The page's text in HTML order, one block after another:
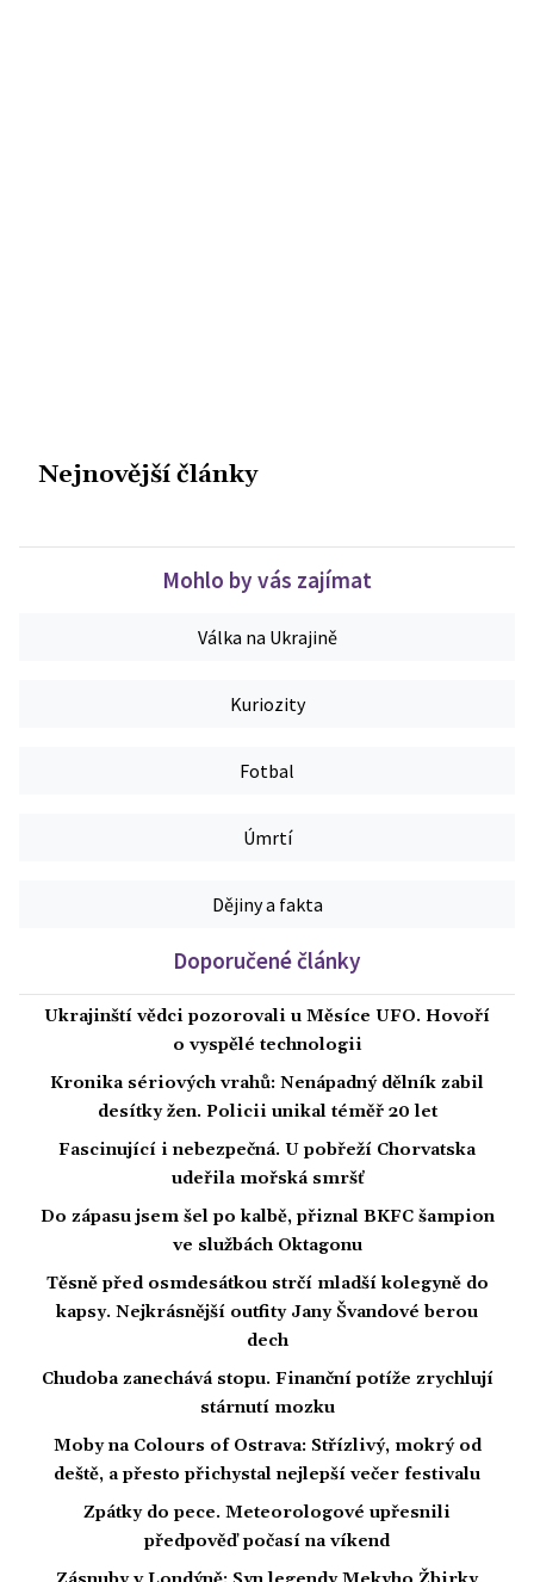
Nejnovější články
Mohlo by vás zajímat
Válka na Ukrajině
Kuriozity
Fotbal
Úmrtí
Dějiny a fakta
Doporučené články
Ukrajinští vědci pozorovali u Měsíce UFO. Hovoří
o vyspělé technologii
Kronika sériových vrahů: Nenápadný dělník zabil
desítky žen. Policii unikal téměř 20 let
Fascinující i nebezpečná. U pobřeží Chorvatska
udeřila mořská smršť
Do zápasu jsem šel po kalbě, přiznal BKFC šampion
ve službách Oktagonu
Těsně před osmdesátkou strčí mladší kolegyně do
kapsy. Nejkrásnější outfity Jany Švandové berou
dech
Chudoba zanechává stopu. Finanční potíže zrychlují
stárnutí mozku
Moby na Colours of Ostrava: Střízlivý, mokrý od
deště, a přesto přichystal nejlepší večer festivalu
Zpátky do pece. Meteorologové upřesnili
předpověď počasí na víkend